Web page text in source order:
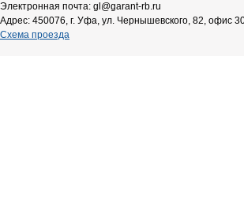
Электронная почта: gl@garant-rb.ru
Адрес: 450076, г. Уфа, ул. Чернышевского, 82, офис
Схема проезда